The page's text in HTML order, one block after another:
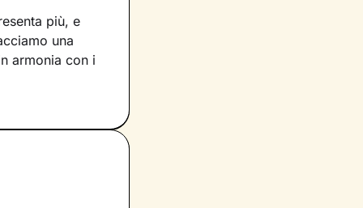
più, e
una
armonia con i
sul presente,
serenità.